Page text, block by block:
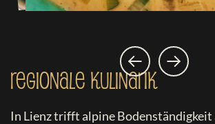
Regionale Kulinarik
In Lienz trifft alpine Bodenständigkeit